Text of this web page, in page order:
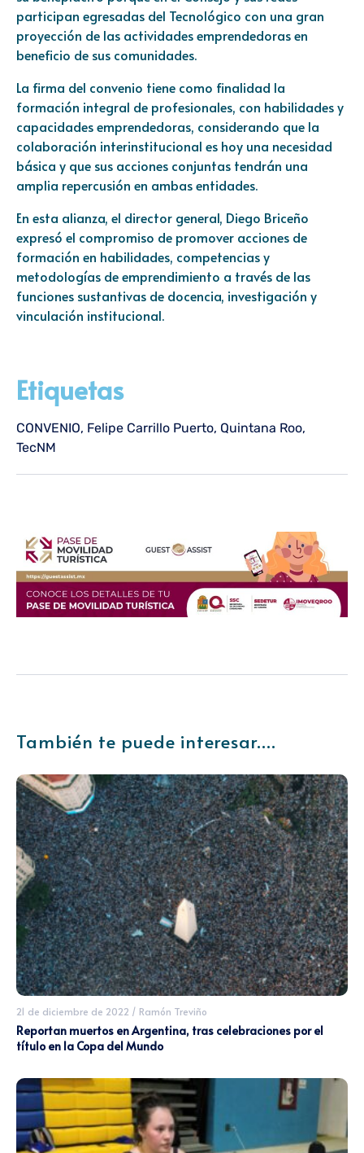
participan egresadas del Tecnológico con una gran
proyección de las actividades emprendedoras en
beneficio de sus comunidades.
La firma del convenio tiene como finalidad la
formación integral de profesionales, con habilidades y
capacidades emprendedoras, considerando que la
colaboración interinstitucional es hoy una necesidad
básica y que sus acciones conjuntas tendrán una
amplia repercusión en ambas entidades.
En esta alianza, el director general, Diego Briceño
expresó el compromiso de promover acciones de
formación en habilidades, competencias y
metodologías de emprendimiento a través de las
funciones sustantivas de docencia, investigación y
vinculación institucional.
Etiquetas
CONVENIO, Felipe Carrillo Puerto, Quintana Roo,
TecNM
También te puede interesar....
21 de diciembre de 2022 / Ramón Treviño
Reportan muertos en Argentina, tras celebraciones por el
título en la Copa del Mundo